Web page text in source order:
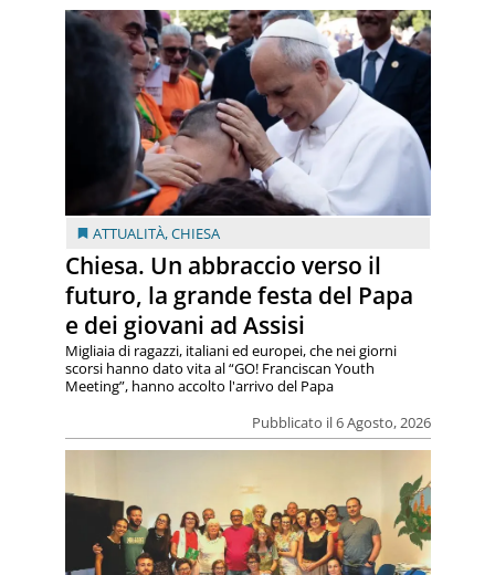
ATTUALITÀ,CHIESA
Chiesa. Un abbraccio verso il
futuro, la grande festa del Papa
e dei giovani ad Assisi
Pubblicato il 6 Agosto, 2026
Migliaia di ragazzi, italiani ed europei, che nei giorni
scorsi hanno dato vita al “GO! Franciscan Youth
Meeting”, hanno accolto l'arrivo del Papa